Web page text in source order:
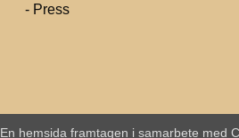
- Press
En hemsida framtagen i samarbete med